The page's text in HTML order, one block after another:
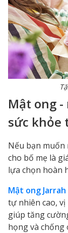
Mật ong -
sức khỏe
Nếu bạn
cho bố mẹ là
lựa chọn hoàn
Mật ong Jarrah
tự nhiên cao,
giúp tăng
họng và chống